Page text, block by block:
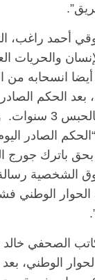
أحمد راغب،
والحريات
أيضا انسحابه من
بعد الحكم
باتريك جورج
الصادر
باترك جورج
الشخصية رسالة
الحوار الوطني
الصحفي خالد
الوطني،